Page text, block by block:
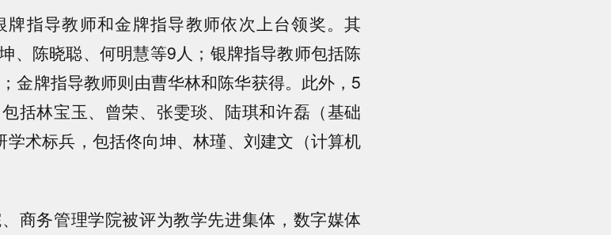
指导教师和金牌指导教师依次上台领奖。其
、陈晓聪、何明慧等9人；银牌指导教师包括陈
金牌指导教师则由曹华林和陈华获得。此外，5
括林宝玉、曾荣、张雯琰、陆琪和许磊（基础
术标兵，包括佟向坤、林瑾、刘建文（计算机
商务管理学院被评为教学先进集体，数字媒体